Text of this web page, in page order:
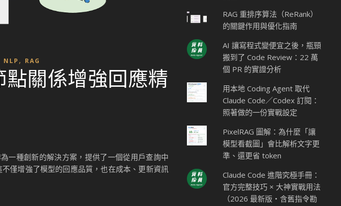
NLP , RAG
點關係增強回應精
一種創新的解決方案，提供了一個從用戶查詢中
僅增強了模型的回應品質，也在成本、更新資訊
RAG 重排序算法（ReRank）
的關鍵作用與優化指南
AI 讓寫程式變便宜之後，瓶頸
搬到了 Code Review：22 萬
個 PR 的實證分析
用本地 Coding Agent 取代
Claude Code／Codex 訂閱：
照著做的一份實戰設定
PixelRAG 圖解：為什麼「讓
模型看截圖」會比解析文字更
準、還更省 token
Claude Code 進階究極手冊：
官方完整技巧 × 大神實戰用法
（2026 最新版・含舊指令勘